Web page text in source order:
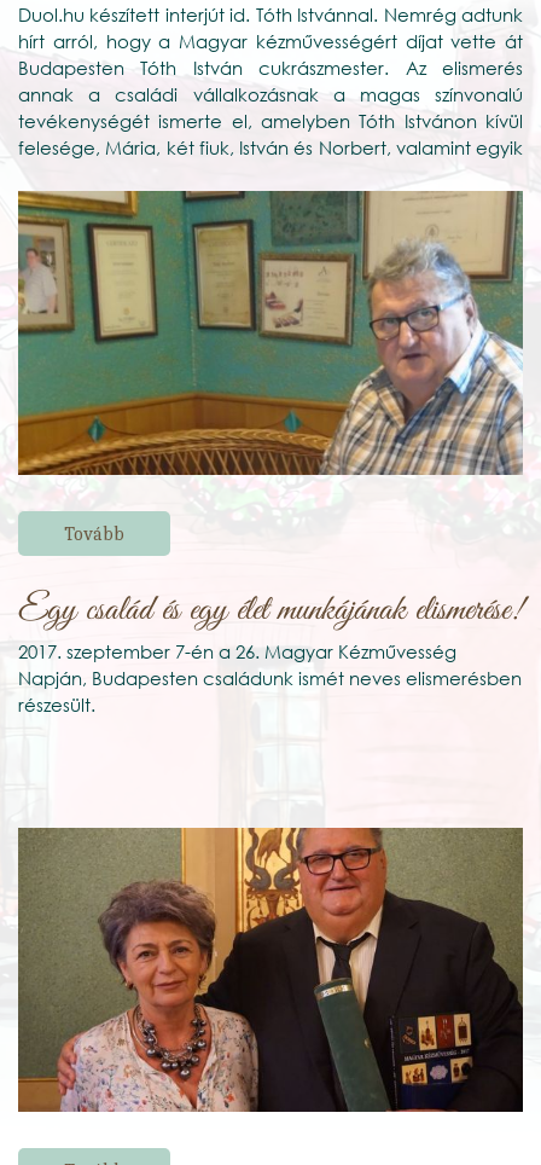
Duol.hu készített interjút id. Tóth Istvánnal. Nemrég adtunk
hírt arról, hogy a Magyar kézművességért díjat vette át
Budapesten Tóth István cukrászmester. Az elismerés
annak a családi vállalkozásnak a magas színvonalú
tevékenységét ismerte el, amelyben Tóth Istvánon kívül
felesége, Mária, két fiuk, István és Norbert, valamint egyik
Tovább
Egy család és egy élet munkájának elismerése!
2017. szeptember 7-én a 26. Magyar Kézművesség
Napján, Budapesten családunk ismét neves elismerésben
részesült.